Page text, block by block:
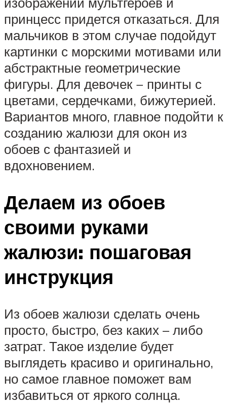
принцесс придется отказаться. Для
мальчиков в этом случае подойдут
картинки с морскими мотивами или
абстрактные геометрические
фигуры. Для девочек − принты с
цветами, сердечками, бижутерией.
Вариантов много, главное подойти к
созданию жалюзи для окон из
обоев с фантазией и
вдохновением.
Делаем из обоев
своими руками
жалюзи: пошаговая
инструкция
Из обоев жалюзи сделать очень
просто, быстро, без каких – либо
затрат. Такое изделие будет
выглядеть красиво и оригинально,
но самое главное поможет вам
избавиться от яркого солнца.